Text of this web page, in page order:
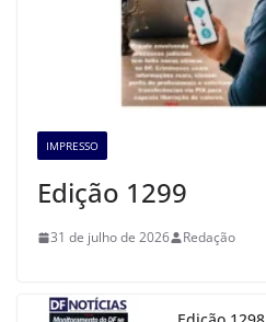
IMPRESSO
Edição 1299
31 de julho de 2026 Redação